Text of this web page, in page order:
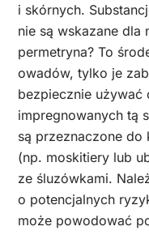
i skórnych.
nie są wskazane dla
permetryna? To
owadów, tylko je
bezpiecznie używać
impregnowanych tą
są przeznaczone do
(np. moskitiery lub
ze śluzówkami.
o potencjalnych
może powodować